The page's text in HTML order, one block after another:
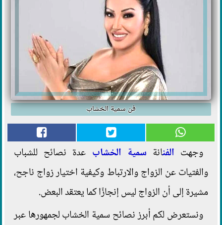
فن سمية الخشاب
وجهت الفنانة سمية الخشاب عدة نصائح للشباب
والفتيات عن الزواج والارتباط وكيفية اختيار زواج ناجح،
مشيرة إلى أن الزواج ليس إنجازًا كما يعتقد البعض.
ونستعرض لكم أبرز نصائح سمية الخشاب لجمهورها عبر